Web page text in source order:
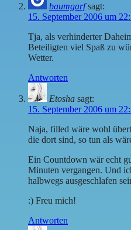
baumgarf sagt:
15. September 2006 um
Tja, als verhinderter
Beteiligten viel Spaß zu
Wetter.
Antworten
Etosha sagt:
15. September 2006 um
Naja, filled wäre wohl
die dort sind, so tun als
Ein Countdown wär echt
Minuten vergangen. Und
halbwegs ausgeschlafen
:) Freu mich!
Antworten